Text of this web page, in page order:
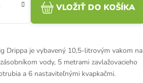
VLOŽIŤ DO KOŠÍKA
Drippa je vybavený 10,5-litrovým vakom na
vody, 5 metrami zavlažovacieho
a 6 nastaviteľnými kvapkačmi.